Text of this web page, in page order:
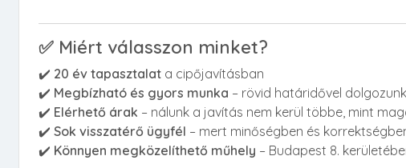
✅ Miért válasszon minket?
✔️ 20 év tapasztalat a cipőjavításban
✔️ Megbízható és gyors munka – rövid határidővel dolgozunk
✔️ Elérhető árak – nálunk a javítás nem kerül többe, mint
✔️ Sok visszatérő ügyfél – mert minőségben és
✔️ Könnyen megközelíthető műhely – Budapest 8.